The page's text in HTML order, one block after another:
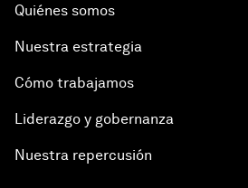
Quiénes somos
Nuestra estrategia
Cómo trabajamos
Liderazgo y gobernanza
Nuestra repercusión